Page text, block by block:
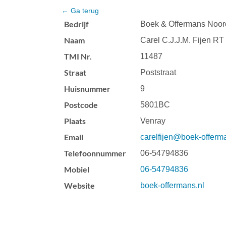
← Ga terug
Bedrijf Boek & Offermans
Naam Carel C.J.J.M. Fijen RT
TMI Nr. 11487
Straat Poststraat
Huisnummer 9
Postcode 5801BC
Plaats Venray
Email carelfijen@boek-
Telefoonnummer 06-54794836
Mobiel 06-54794836
Website boek-offermans.nl